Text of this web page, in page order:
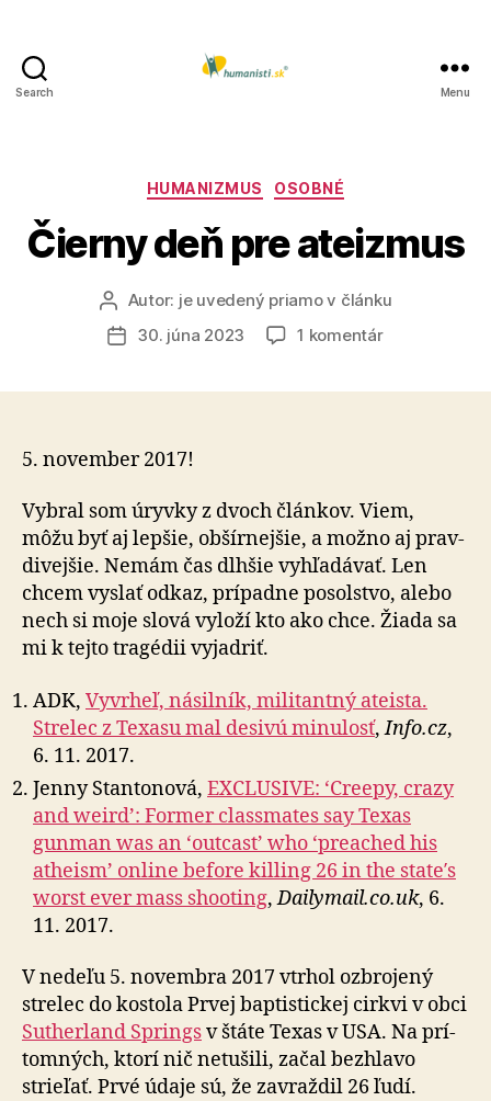
Search Menu
Kategórie
HUMANIZMUS OSOBNÉ
Čierny deň pre ateizmus
Autor
článku
Autor: je uvedený priamo v článku
Dátum30. júna 2023 1 komentárna
5. november 2017!
Vybral som úryvky z dvoch článkov. Viem,
môžu byť aj lepšie, ob­šír­nej­šie, a možno aj prav­
di­vej­šie. Nemám čas dlhšie vy­hľa­dá­vať. Len
chcem vyslať odkaz, prí­pad­ne po­sol­stvo, alebo
nech si moje slová vyloží kto ako chce. Žiada sa
mi k tejto tra­gé­dii vyjadriť.
ADK, Vyvrheľ, násilník, militantný ateista.
Strelec z Texasu mal desivú minulosť,Info.cz,
6. 11. 2017.
Jenny Stantonová, EXCLUSIVE: ‘Creepy, crazy
and weird’: Former class­mates say Texas
gunman was an ‘outcast’ who ‘preached his
atheism’ online before killing 26 in the state′s
worst ever mass shooting,Dailymail.co.uk, 6.
11. 2017.
V nedeľu 5. novembra 2017 vtrhol ozbrojený
strelec do kos­to­la Prvej bap­tis­tickej cirkvi v obci
Sutherland Springsv štáte Texas v USA. Na prí­
tom­ných, ktorí nič ne­tu­ši­li, začal bez­hlavo
strieľať. Prvé údaje sú, že zavraž­dil 26 ľudí.